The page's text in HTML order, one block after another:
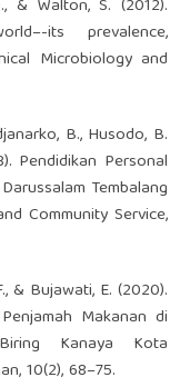
& Walton, S. (2012).
its prevalence,
Microbiology and
B., Husodo, B.
Pendidikan Personal
Tembalang
Community Service,
& Bujawati, E. (2020).
Makanan di
Kanaya Kota
10(2), 68–75.